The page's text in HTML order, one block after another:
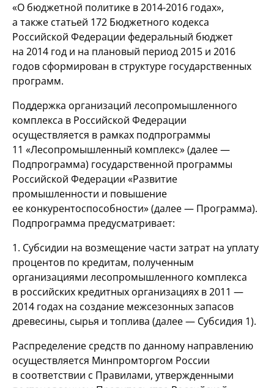
«О бюджетной политике в2014-2016 годах»,
а также статьей 172 Бюджетного кодекса
Российской Федерации федеральный бюджет
на 2014 год и на плановый период 2015 и 2016
годов сформирован в структуре государственных
программ.
Поддержка организаций лесопромышленного
комплекса в Российской Федерации
осуществляется в рамках подпрограммы
11 «Лесопромышленный комплекс» (далее —
Подпрограмма) государственной программы
Российской Федерации «Развитие
промышленности и повышение
ее конкурентоспособности» (далее — Программа).
Подпрограмма предусматривает:
1. Субсидии на возмещение части затрат на уплату
процентов по кредитам, полученным
организациями лесопромышленного комплекса
в российских кредитных организациях в 2011 —
2014 годах на создание межсезонных запасов
древесины, сырья и топлива (далее — Субсидия 1).
Распределение средств по данному направлению
осуществляется Минпромторгом России
в соответствии с Правилами, утвержденными